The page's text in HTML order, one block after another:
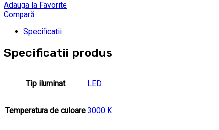
Adauga la Favorite
Compară
Specificatii
Specificatii produs
Tip iluminat LED
Temperatura de culoare 3000 K